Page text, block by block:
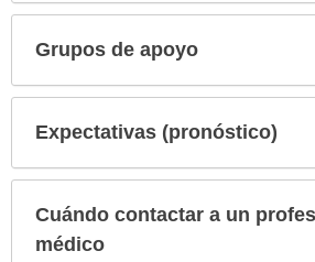
Grupos de apoyo
Expectativas (pronóstico)
Cuándo contactar a un
médico